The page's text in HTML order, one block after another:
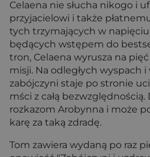
Celaena nie słucha nikogo i
przyjacielowi i także
tych trzymających w
będących wstępem do
tron, Celaena wyrusza na
misji. Na odległych wyspach
zabójczyni staje po stronie
mści z całą
rozkazom Arobynna i może
karę za taką zdradę.
Tom zawiera wydaną po raz